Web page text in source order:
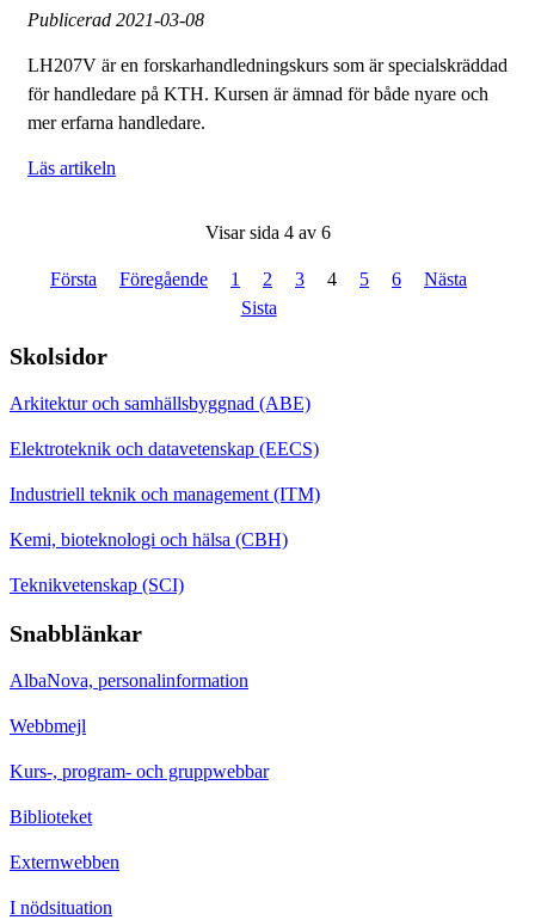
Publicerad 2021-03-08
LH207V är en forskarhandledningskurs som är specialskräddad
för handledare på KTH. Kursen är ämnad för både nyare och
mer erfarna handledare.
Läs artikeln
Visar sida 4 av 6
Första Föregående 1 2 3 4 5 6
Nästa
Sista
Skolsidor
Arkitektur och samhällsbyggnad (ABE)
Elektroteknik och datavetenskap (EECS)
Industriell teknik och management (ITM)
Kemi, bioteknologi och hälsa (CBH)
Teknikvetenskap (SCI)
Snabblänkar
AlbaNova, personalinformation
Webbmejl
Kurs-, program- och gruppwebbar
Biblioteket
Externwebben
I nödsituation